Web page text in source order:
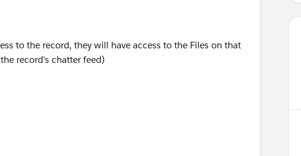
to the record, they will have access to the Files on that
record's chatter feed)